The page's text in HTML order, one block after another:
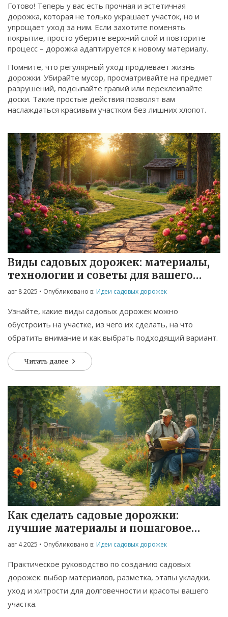
Готово! Теперь у вас есть прочная и эстетичная
дорожка, которая не только украшает участок, но и
упрощает уход за ним. Если захотите поменять
покрытие, просто уберите верхний слой и повторите
процесс – дорожка адаптируется к новому материалу.
Помните, что регулярный уход продлевает жизнь
дорожки. Убирайте мусор, просматривайте на предмет
разрушений, подсыпайте гравий или переклеивайте
доски. Такие простые действия позволят вам
наслаждаться красивым участком без лишних хлопот.
Виды садовых дорожек: материалы,
технологии и советы для вашего
участка
авг 8 2025 • Опубликовано в: Идеи садовых дорожек
Узнайте, какие виды садовых дорожек можно
обустроить на участке, из чего их сделать, на что
обратить внимание и как выбрать подходящий вариант.
Читать далее
Как сделать садовые дорожки:
лучшие материалы и пошаговое
руководство
авг 4 2025 • Опубликовано в: Идеи садовых дорожек
Практическое руководство по созданию садовых
дорожек: выбор материалов, разметка, этапы укладки,
уход и хитрости для долговечности и красоты вашего
участка.